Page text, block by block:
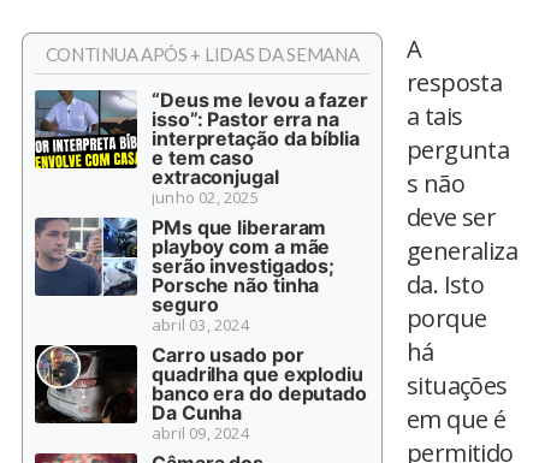
CONTINUA APÓS + LIDAS DA SEMANA
“Deus me levou a fazer
isso”: Pastor erra na
interpretação da bíblia
e tem caso
extraconjugal
junho 02, 2025
PMs que liberaram
playboy com a mãe
serão investigados;
Porsche não tinha
seguro
abril 03, 2024
Carro usado por
quadrilha que explodiu
banco era do deputado
Da Cunha
abril 09, 2024
A
resposta
a tais
pergunta
s não
deve ser
generaliza
da. Isto
porque
há
situações
em que é
permitido